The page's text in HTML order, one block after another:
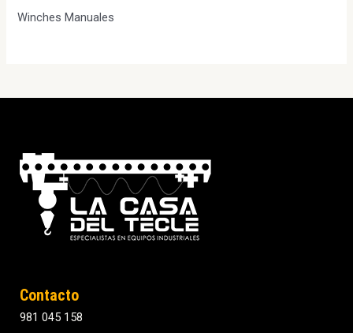
Winches Manuales
Contacto
981 045 158